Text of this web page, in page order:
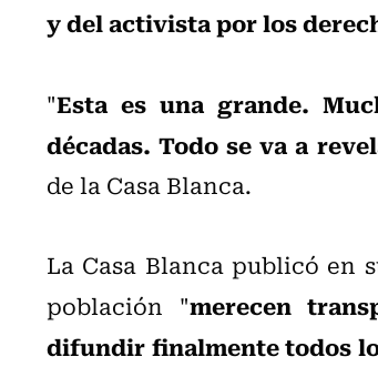
y del activista por los
"Esta es una grande.
décadas. Todo se va a
de la Casa Blanca.
La Casa Blanca publicó en
población "merecen
difundir finalmente todos